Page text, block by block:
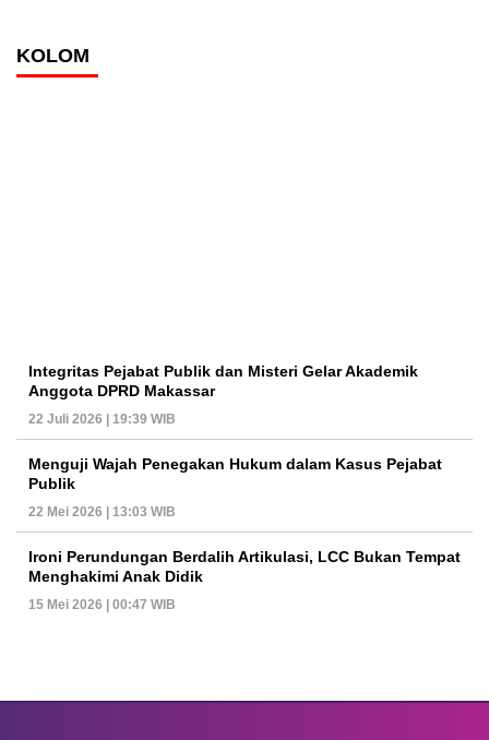
KOLOM
Integritas Pejabat Publik dan Misteri Gelar Akademik
Anggota DPRD Makassar
22 Juli 2026 | 19:39 WIB
Menguji Wajah Penegakan Hukum dalam Kasus Pejabat
Publik
22 Mei 2026 | 13:03 WIB
Ironi Perundungan Berdalih Artikulasi, LCC Bukan Tempat
Menghakimi Anak Didik
15 Mei 2026 | 00:47 WIB